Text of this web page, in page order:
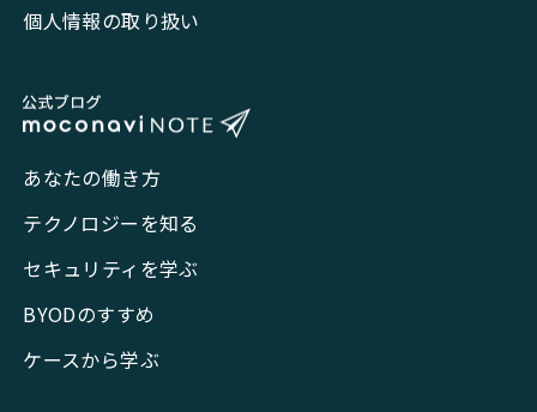
個人情報の取り扱い
あなたの働き方
テクノロジーを知る
セキュリティを学ぶ
BYODのすすめ
ケースから学ぶ